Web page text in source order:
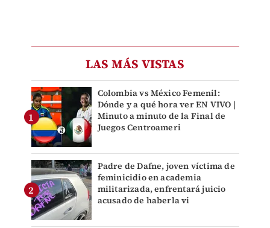
LAS MÁS VISTAS
Colombia vs México Femenil:
Dónde y a qué hora ver EN VIVO |
Minuto a minuto de la Final de
Juegos Centroameri
Padre de Dafne, joven víctima de
feminicidio en academia
militarizada, enfrentará juicio
acusado de haberla vi